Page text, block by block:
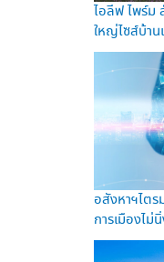
ไอลีฟ ไพร์ม
ใหญ่ไซส์บ้าน
อสังหาฯไต
การเมืองไม่